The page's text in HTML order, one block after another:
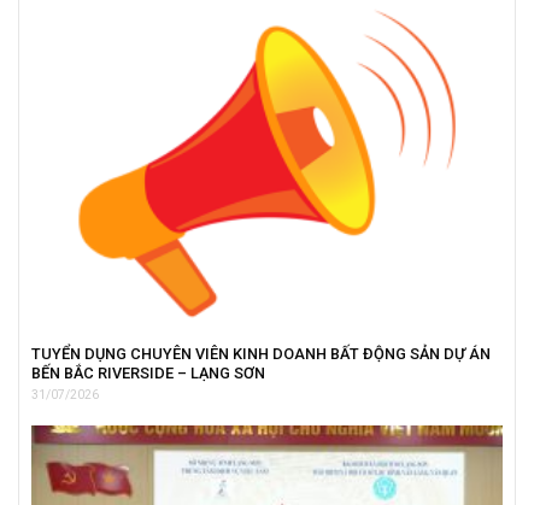
TUYỂN DỤNG CHUYÊN VIÊN KINH DOANH BẤT ĐỘNG SẢN DỰ ÁN
BẾN BẮC RIVERSIDE – LẠNG SƠN
31/07/2026